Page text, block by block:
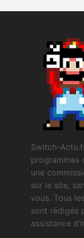
Switch-
programmes
une
sur le site,
vous. Tous
sont rédigés
assistance